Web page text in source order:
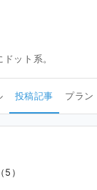
ット系。
投稿記事 プラン
）